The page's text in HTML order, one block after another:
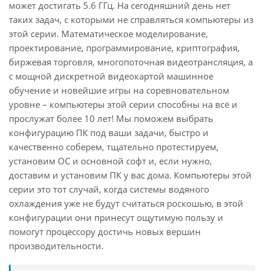
может достигать 5.6 ГГц. На сегодняшний день нет
таких задач, с которыми не справляться компьютеры из
этой серии. Математическое моделирование,
проектирование, программирование, криптография,
биржевая торговля, многопоточная видеотрансляция, а
с мощной дискретной видеокартой машинное
обучение и новейшие игры на соревновательном
уровне – компьютеры этой серии способны на всё и
прослужат более 10 лет! Мы поможем выбрать
конфигурацию ПК под ваши задачи, быстро и
качественно соберем, тщательно протестируем,
установим ОС и основной софт и, если нужно,
доставим и установим ПК у вас дома. Компьютеры этой
серии это тот случай, когда системы водяного
охлаждения уже не будут считаться роскошью, в этой
конфигурации они принесут ощутимую пользу и
помогут процессору достичь новых вершин
производительности.